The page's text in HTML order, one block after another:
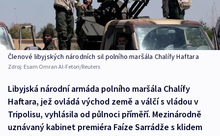
Členové libyjských národních sil polního maršála Chalífy Haftara
Zdroj: Esam Omran Al-Fetori/Reuters
Libyjská národní armáda polního maršála Chalífy
Haftara, jež ovládá východ země a válčí s vládou v
Tripolisu, vyhlásila od půlnoci příměří. Mezinárodně
uznávaný kabinet premiéra Faíze Sarrádže s klidem